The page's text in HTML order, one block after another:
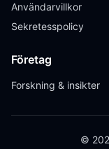
Användarvillkor
Sekretesspolicy
Företag
Forskning & insikter
©